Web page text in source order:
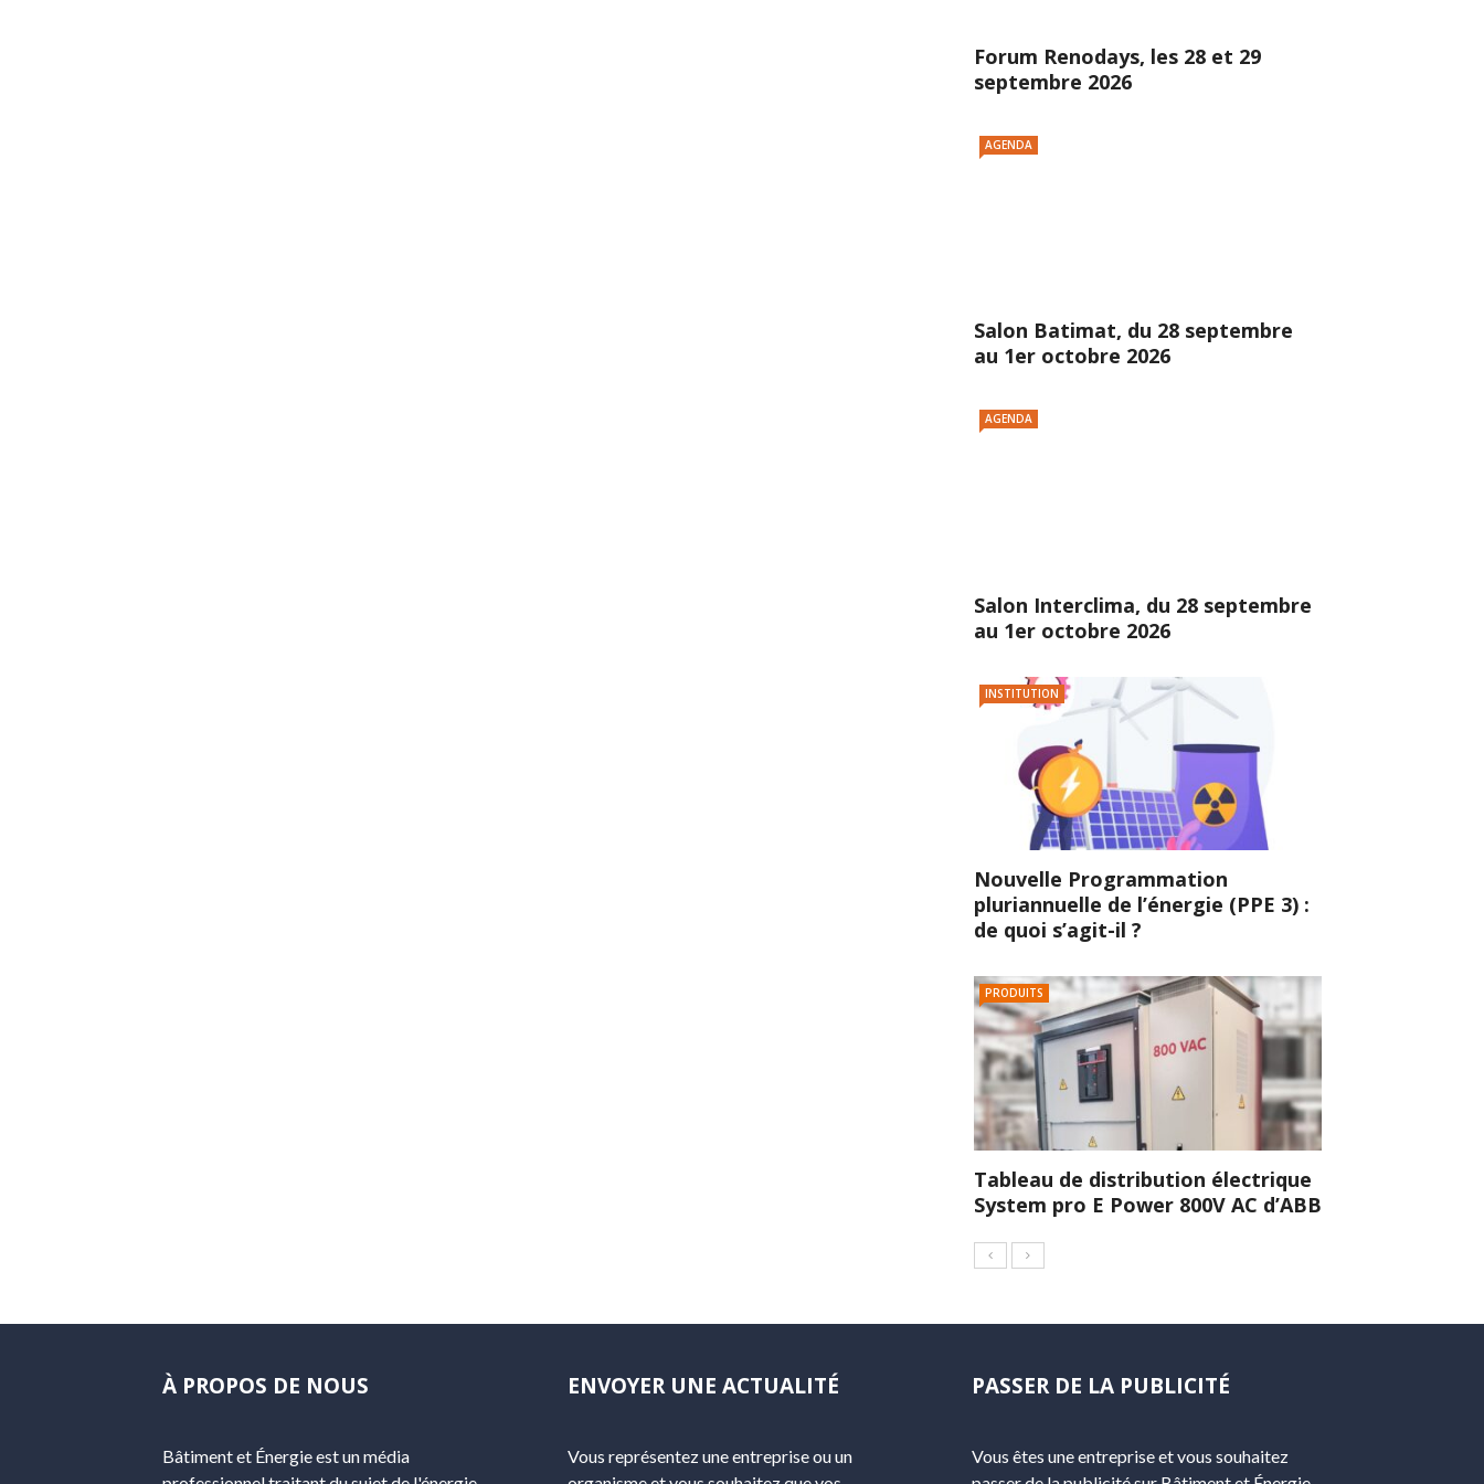
Forum Renodays, les 28 et 29
septembre 2026
AGENDA
Salon Batimat, du 28 septembre
au 1er octobre 2026
AGENDA
Salon Interclima, du 28 septembre
au 1er octobre 2026
INSTITUTION
Nouvelle Programmation
pluriannuelle de l’énergie (PPE 3) :
de quoi s’agit-il ?
PRODUITS
Tableau de distribution électrique
System pro E Power 800V AC d’ABB
À PROPOS DE NOUS
Bâtiment et Énergie est un média
ENVOYER UNE ACTUALITÉ
Vous représentez une entreprise ou un
PASSER DE LA PUBLICITÉ
Vous êtes une entreprise et vous souhaitez